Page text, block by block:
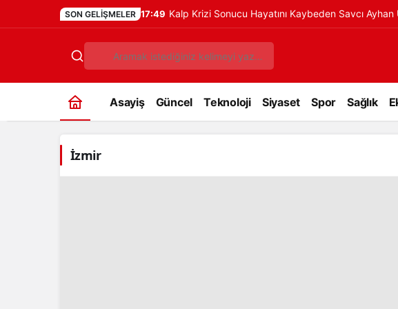
SON GELIŞMELER 17:49 Kalp Krizi Sonucu Hayatını Kaybeden Savcı
Asayiş Güncel Teknoloji Siyaset Spor Sağlık
İzmir